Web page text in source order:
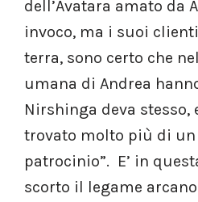
dell’Avatara amato da
invoco, ma i suoi
terra, sono certo che
umana di Andrea
Nirshinga deva stesso,
trovato molto più di
patrocinio”. E’ in
scorto il legame